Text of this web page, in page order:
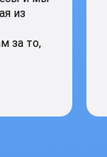
из
за то,